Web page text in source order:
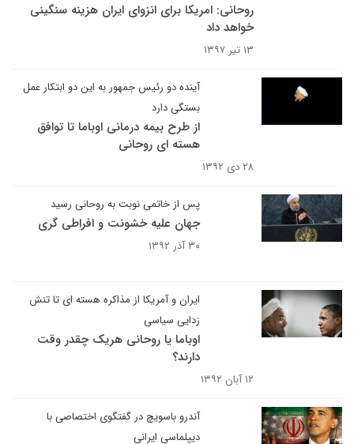
روحانی: امریکا برای انزوای ایران هزینه سنگینی
خواهد داد
۱۳ تیر ۱۳۹۷
آینده دو رئیس جمهور به این دو ابتکار عمل
بستگی دارد
از طرح بیمه درمانی اوباما تا توافق
هسته ای روحانی
۲۸ دی ۱۳۹۲
پس از خاتمی نوبت به روحانی رسید
جهان علیه خشونت و افراطی گری‎
۳۰ آذر ۱۳۹۲
ایران و آمریکا از مذاکره هسته ای تا تنش
زدایی سیاسی
اوباما یا روحانی هریک چقدر وقت
دارند؟
۱۲ آبان ۱۳۹۲
آندرو باسویچ در گفتگوی اختصاصی با
دیپلماسی ایرانی